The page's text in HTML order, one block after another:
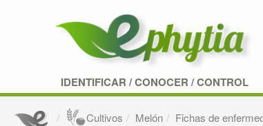
IDENTIFICAR /CONOCER /CONTROL
Cultivos Melón Fichas de